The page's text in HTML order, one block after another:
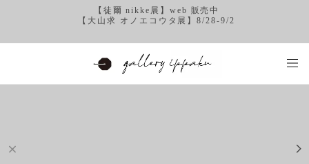
【徒爾 nikke展】web 販売中
【大山求 オノエコウタ展】8/28-9/2